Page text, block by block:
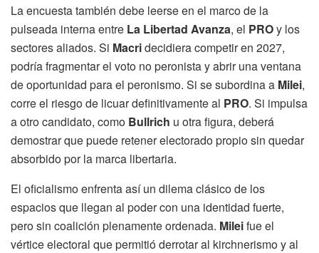
La encuesta también debe leerse en el marco de la
pulseada interna entre La Libertad Avanza, el PROy los
sectores aliados. Si Macridecidiera competir en 2027,
podría fragmentar el voto no peronista y abrir una ventana
de oportunidad para el peronismo. Si se subordina a Milei,
corre el riesgo de licuar definitivamente al PRO. Si impulsa
a otro candidato, como Bullrich u otra figura, deberá
demostrar que puede retener electorado propio sin quedar
absorbido por la marca libertaria.
El oficialismo enfrenta así un dilema clásico de los
espacios que llegan al poder con una identidad fuerte,
pero sin coalición plenamente ordenada. Mileifue el
vértice electoral que permitió derrotar al kirchnerismo y al